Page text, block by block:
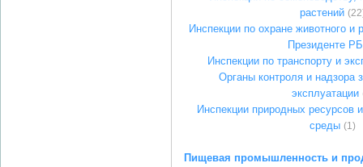
растений
Инспекции по охране животного и
Президенте РБ
Инспекции по транспорту и
Органы контроля и надзора
эксплуатации
Инспекции природных ресурсов
среды (1)
Пищевая промышленность и